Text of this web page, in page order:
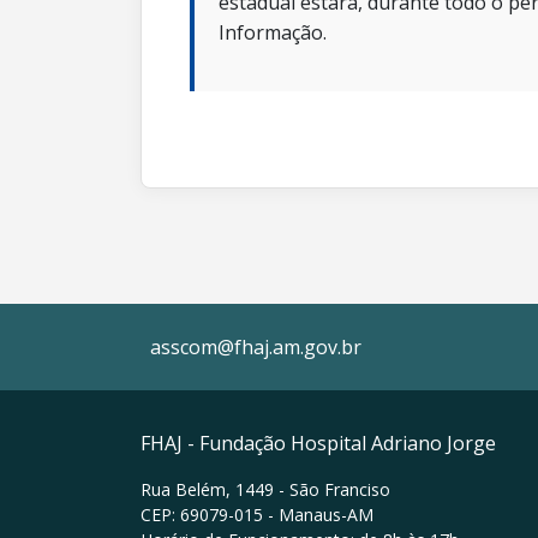
Informação.
asscom@fhaj.am.gov.br
FHAJ - Fundação Hospital Adriano Jorge
Rua Belém, 1449 - São Franciso
CEP: 69079-015 - Manaus-AM